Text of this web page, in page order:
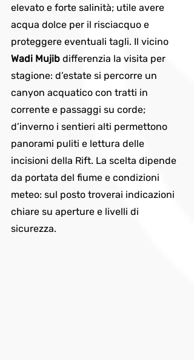
elevato e forte salinità; utile avere
acqua dolce per il risciacquo e
proteggere eventuali tagli. Il vicino
Wadi Mujib differenzia la visita per
stagione: d’estate si percorre un
canyon acquatico con tratti in
corrente e passaggi su corde;
d’inverno i sentieri alti permettono
panorami puliti e lettura delle
incisioni della Rift. La scelta dipende
da portata del fiume e condizioni
meteo: sul posto troverai indicazioni
chiare su aperture e livelli di
sicurezza.